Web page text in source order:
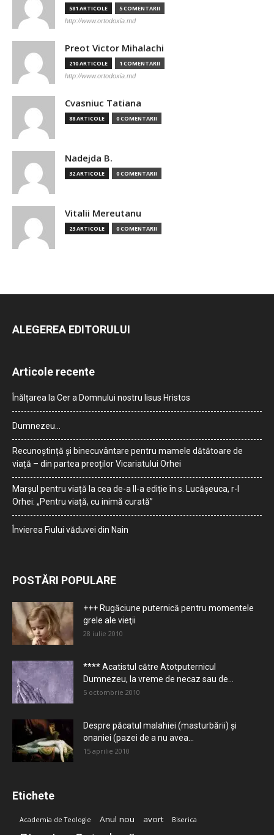
581 ARTICOLE 5 COMENTARII
http://www.ortodoxia.md
Preot Victor Mihalachi
210 ARTICOLE 1 COMENTARII
http://www.ortodoxia.md
Cvasniuc Tatiana
88 ARTICOLE 0 COMENTARII
Nadejda B.
32 ARTICOLE 0 COMENTARII
Vitalii Mereutanu
23 ARTICOLE 0 COMENTARII
ALEGEREA EDITORULUI
Articole recente
Înălțarea la Cer a Domnului nostru Iisus Hristos
Dumnezeu…
Recunoștință și binecuvântare pentru mamele dătătoare de
viață – din partea preoților Vicariatului Orhei
Marșul pentru viață la cea de-a II-a ediție în s. Lucășeuca, r-l
Orhei: „Pentru viață, cu inimă curată”
Învierea Fiului văduvei din Nain
POSTĂRI POPULARE
+++ Rugăciune puternică pentru momentele
grele ale vieţii
28 iulie 2010
**** Acatistul către Atotputernicul
Dumnezeu, la vreme de necaz sau de...
5 octombrie 2010
Despre păcatul malahiei (masturbării) şi
onaniei (pazei de a nu avea...
15 aprilie 2010
Etichete
Academia de Teologie Anul nou avort Biserica